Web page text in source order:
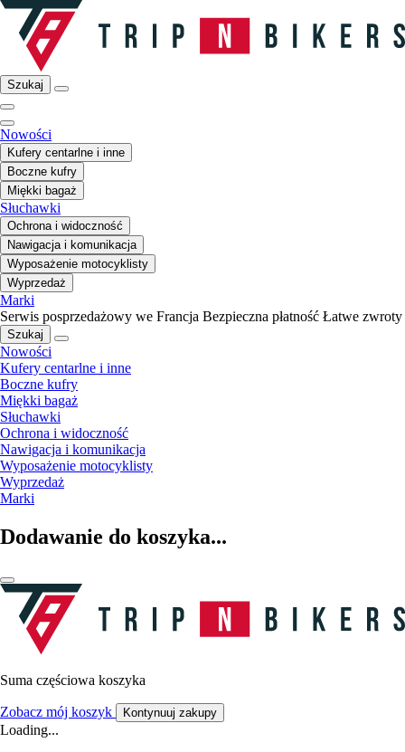
Szukaj
Nowości
Kufery centarlne i inne
Boczne kufry
Miękki bagaż
Słuchawki
Ochrona i widoczność
Nawigacja i komunikacja
Wyposażenie motocyklisty
Wyprzedaż
Marki
Serwis posprzedażowy we Francja Bezpieczna płatność Łatwe zwroty
Szukaj
Nowości
Kufery centarlne i inne
Boczne kufry
Miękki bagaż
Słuchawki
Ochrona i widoczność
Nawigacja i komunikacja
Wyposażenie motocyklisty
Wyprzedaż
Marki
Dodawanie do koszyka...
Suma częściowa koszyka
Zobacz mój koszyk Kontynuuj zakupy
Loading...